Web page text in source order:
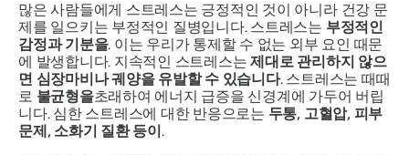
많은 사람들에게 스트레스는 긍정적인 것이 아니라 건강 문
제를 일으키는 부정적인 질병입니다. 스트레스는 부정적인
감정과 기분을. 이는 우리가 통제할 수 없는 외부 요인 때문
에 발생합니다. 지속적인 스트레스는제대로 관리하지 않으
면 심장마비나 궤양을 유발할 수 있습니다. 스트레스는 때때
로 불균형을초래하여 에너지 급증을 신경계에 가두어 버립
니다. 심한 스트레스에 대한 반응으로는 두통, 고혈압, 피부
문제, 소화기 질환 등이.